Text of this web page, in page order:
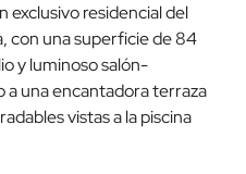
exclusivo residencial del
con una superficie de 84
y luminoso salón-
una encantadora terraza
vistas a la piscina